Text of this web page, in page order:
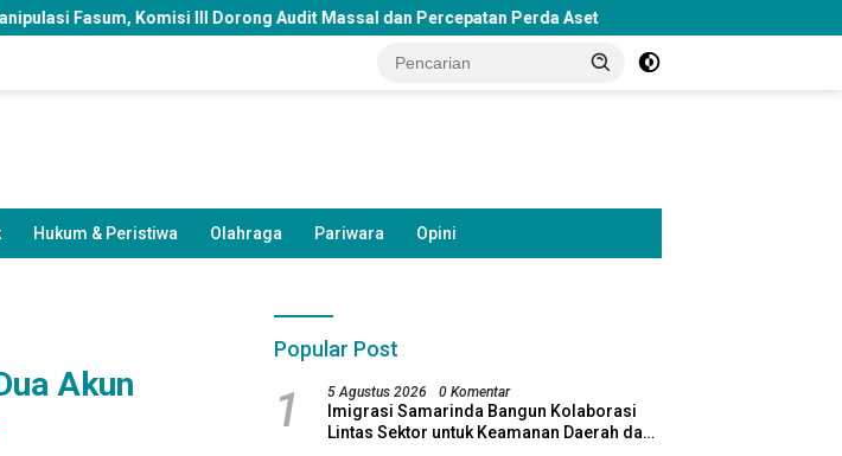
Dorong Audit Massal dan Percepatan Perda Aset DPRD Samarinda Soroti Penghentian
Hukum & Peristiwa Olahraga Pariwara Opini
Akun
Popular Post
1 5 Agustus 2026 0 Komentar
Imigrasi Samarinda Bangun Kolaborasi
Lintas Sektor untuk Keamanan Daerah dan